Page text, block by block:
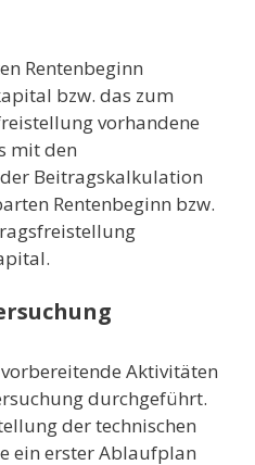
Rentenbeginn
bzw. das zum
vorhandene
mit den
Beitragskalkulation
Rentenbeginn bzw.
Aktivitäten
durchgeführt.
der technischen
ein erster Ablaufplan